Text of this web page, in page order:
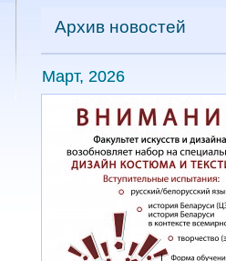
Архив новостей
Март, 2026